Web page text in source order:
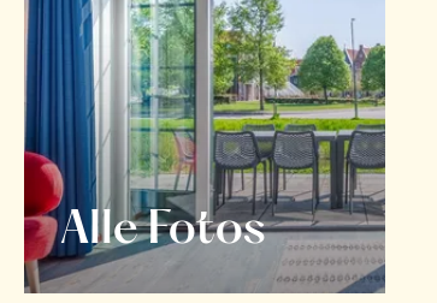
Alle Fotos